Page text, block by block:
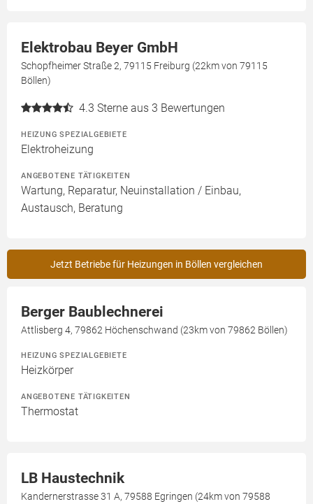
Elektrobau Beyer GmbH
Schopfheimer Straße 2, 79115 Freiburg (22km von 79115
Böllen)
4.3 Sterne aus 3 Bewertungen
HEIZUNG SPEZIALGEBIETE
Elektroheizung
ANGEBOTENE TÄTIGKEITEN
Wartung, Reparatur, Neuinstallation / Einbau,
Austausch, Beratung
Jetzt Betriebe für Heizungen in Böllen vergleichen
Berger Baublechnerei
Attlisberg 4, 79862 Höchenschwand (23km von 79862 Böllen)
HEIZUNG SPEZIALGEBIETE
Heizkörper
ANGEBOTENE TÄTIGKEITEN
Thermostat
LB Haustechnik
Kandernerstrasse 31 A, 79588 Egringen (24km von 79588